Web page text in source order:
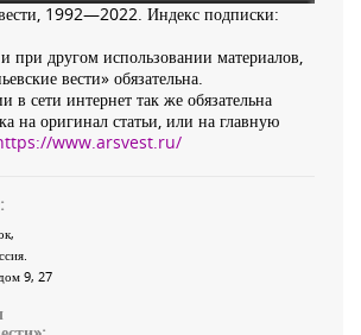
1992—2022. Индекс подписки:
при другом использовании материалов,
вести» обязательна.
в сети интернет так же обязательна
на оригинал статьи, или на главную
www.arsvest.ru/
,
9, 27